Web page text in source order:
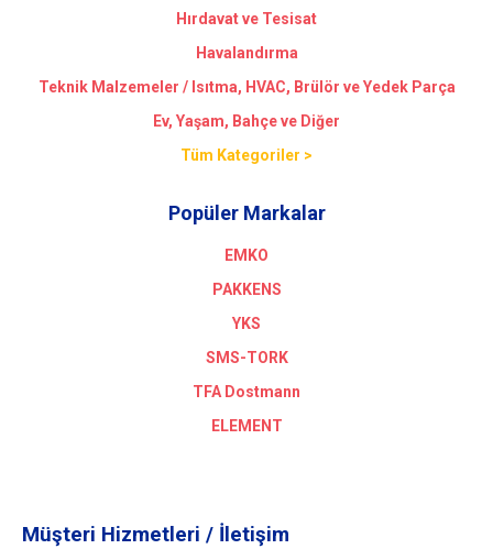
Hırdavat ve Tesisat
Havalandırma
Teknik Malzemeler / Isıtma, HVAC, Brülör ve Yedek Parça
Ev, Yaşam, Bahçe ve Diğer
Tüm Kategoriler >
Popüler Markalar
EMKO
PAKKENS
YKS
SMS-TORK
TFA Dostmann
ELEMENT
Müşteri Hizmetleri / İletişim